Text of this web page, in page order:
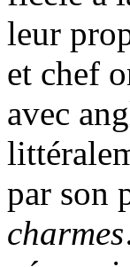
leur
et chef
avec
par son
charmes